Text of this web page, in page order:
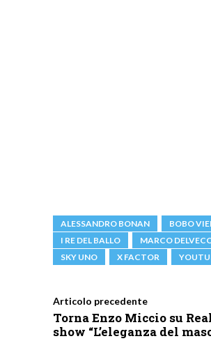
ALESSANDRO BONAN BOBO
I RE DEL BALLO
MARCO
SKY UNO
X FACTOR
Articolo precedente
Torna Enzo Miccio su
show “L’eleganza del